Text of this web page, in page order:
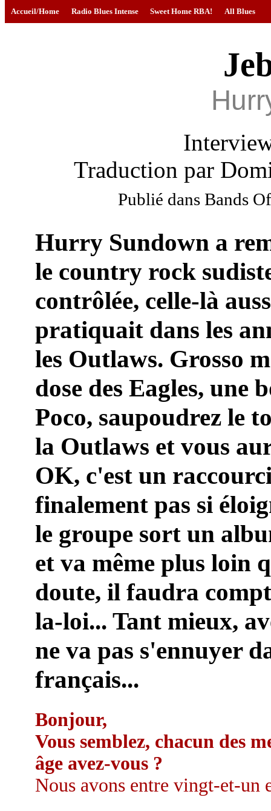
Accueil/Home Radio Blues Intense Sweet Home RBA! All Blues
Traduction par
Publié dans Bands
Hurry Sundown a
le country rock
contrôlée, celle-là
pratiquait dans les
les Outlaws. Grosso
dose des Eagles, une
Poco, saupoudrez le
la Outlaws et vous
OK, c'est un
finalement pas si
le groupe sort un
et va même plus loin
doute, il faudra
la-loi... Tant mieux,
ne va pas s'ennuyer
français...
Bonjour,
Vous semblez, chacun des
âge avez-vous ?
Nous avons entre vingt-et-un